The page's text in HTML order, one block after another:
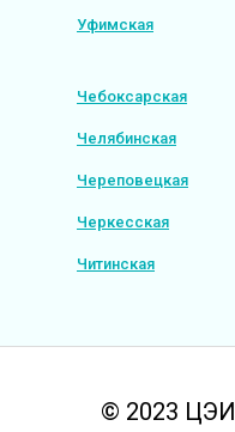
Уфимская
Чебоксарская
Челябинская
Череповецкая
Черкесская
Читинская
© 2023 ЦЭИ